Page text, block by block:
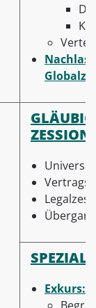
ZESSION
Exkurs: